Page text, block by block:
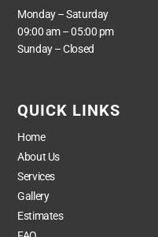
Monday – Saturday
09:00 am – 05:00 pm
Sunday – Closed
QUICK LINKS
Home
About Us
Services
Gallery
Estimates